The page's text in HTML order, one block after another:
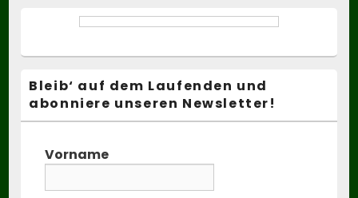
Bleib‘ auf dem Laufenden und
abonniere unseren Newsletter!
Vorname